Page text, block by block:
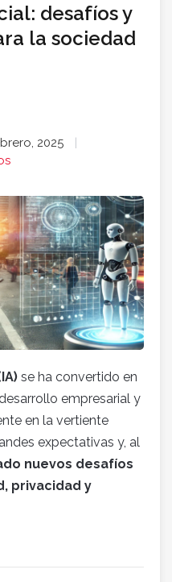
desafíos y
la sociedad
2025
se ha convertido en
empresarial y
en la vertiente
expectativas y, al
nuevos desafíos
privacidad y